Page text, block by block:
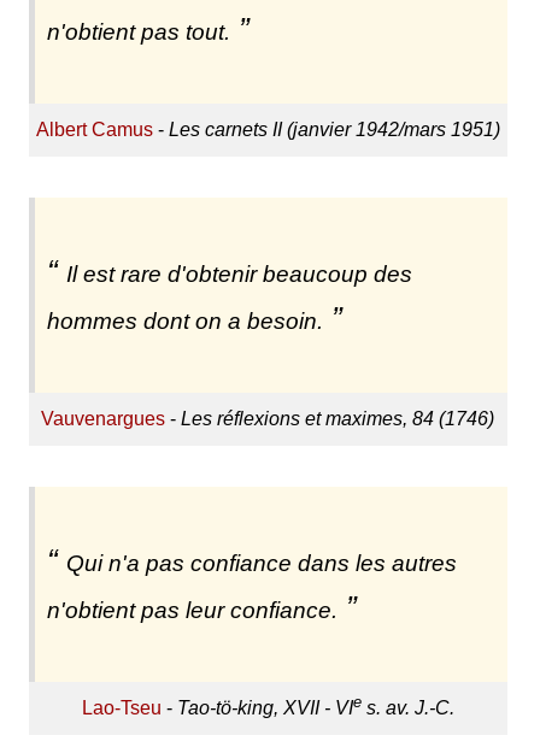
n'obtient pas tout.
Albert Camus- Les carnets II (janvier 1942/mars 1951)
Il est rare d'obtenir beaucoup des
hommes dont on a besoin.
Vauvenargues -Les réflexions et maximes, 84 (1746)
Qui n'a pas confiance dans les autres
n'obtient pas leur confiance.
Lao-Tseu - Tao-tö-king, XVII - VIes. av. J.-C.